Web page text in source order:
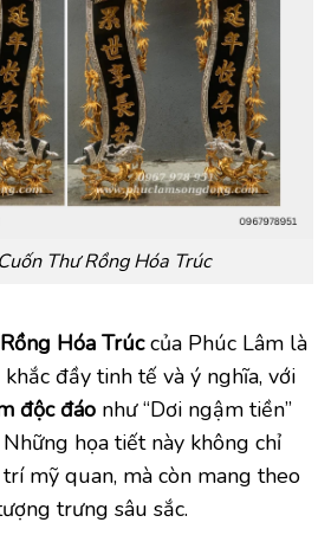
Thư Rồng Hóa Trúc
Hóa Trúccủa Phúc Lâm là
đầy tinh tế và ý nghĩa, với
độc đáo như “Dơi ngậm tiền”
Những họa tiết này không chỉ
mỹ quan, mà còn mang theo
trưng sâu sắc.